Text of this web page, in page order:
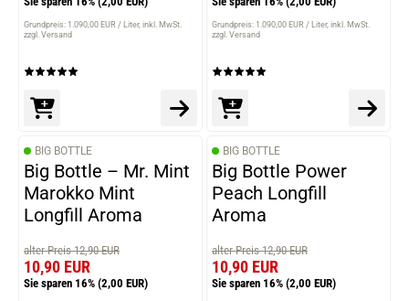
Grundpreis: 1.090,00 EUR / Liter inkl. MwSt.
zzgl. Versand
Grundpreis: 1.090,00 EUR / Liter inkl. MwSt.
zzgl. Versand
BIG BOTTLE
Big Bottle – Mr. Mint
Marokko Mint
Longfill Aroma
alter Preis 12,90 EUR
10,90 EUR
Sie sparen 16% (2,00 EUR)
BIG BOTTLE
Big Bottle Power
Peach Longfill
Aroma
alter Preis 12,90 EUR
10,90 EUR
Sie sparen 16% (2,00 EUR)